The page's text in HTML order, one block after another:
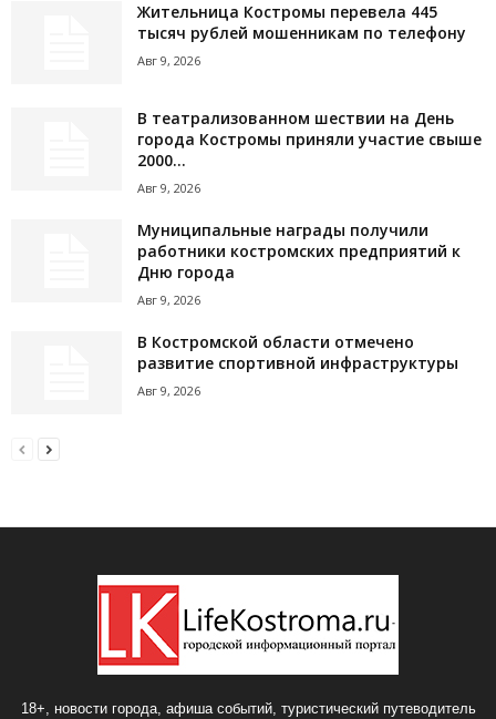
Жительница Костромы перевела 445
тысяч рублей мошенникам по телефону
Авг 9, 2026
В театрализованном шествии на День
города Костромы приняли участие свыше
2000...
Авг 9, 2026
Муниципальные награды получили
работники костромских предприятий к
Дню города
Авг 9, 2026
В Костромской области отмечено
развитие спортивной инфраструктуры
Авг 9, 2026
18+, новости города, афиша событий, туристический путеводитель